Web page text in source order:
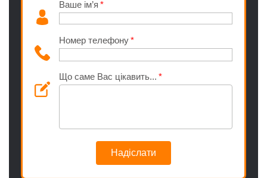
Ваше ім’я
Номер телефону
Що саме Вас цікавить...
Надіслати